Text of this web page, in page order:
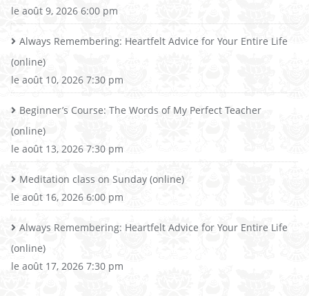
le août 9, 2026 6:00 pm
Always Remembering: Heartfelt Advice for Your Entire Life
(online)
le août 10, 2026 7:30 pm
Beginner’s Course: The Words of My Perfect Teacher
(online)
le août 13, 2026 7:30 pm
Meditation class on Sunday (online)
le août 16, 2026 6:00 pm
Always Remembering: Heartfelt Advice for Your Entire Life
(online)
le août 17, 2026 7:30 pm